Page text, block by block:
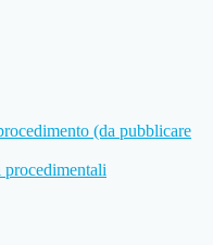
(da pubblicare